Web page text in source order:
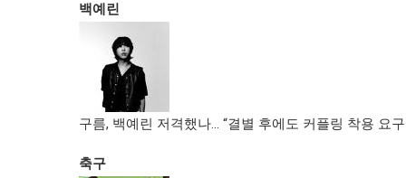
백예린
구름, 백예린 저격했나… “결별 후에도 커플링 착용 요구
축구